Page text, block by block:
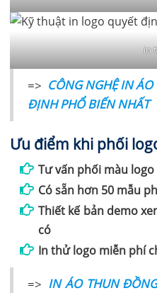
in
=> CÔNG NGHỆ IN
ĐỊNH PHỔ BIẾN NHẤT
Ưu điểm khi phối
Tư vấn phối màu
Có sẵn hơn 50 mẫu
Thiết kế bản demo
có
In thử logo miễn phí
=> IN ÁO THUN